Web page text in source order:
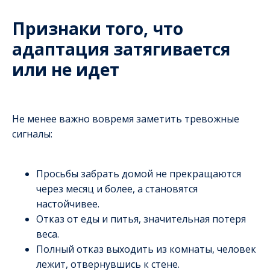
Признаки того, что
адаптация затягивается
или не идет
Не менее важно вовремя заметить тревожные
сигналы:
Просьбы забрать домой не прекращаются
через месяц и более, а становятся
настойчивее.
Отказ от еды и питья, значительная потеря
веса.
Полный отказ выходить из комнаты, человек
лежит, отвернувшись к стене.